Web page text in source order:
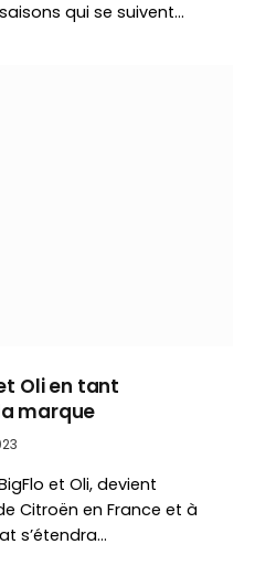
qui se suivent…
Oli en tant
marque
et Oli, devient
Citroën en France et à
s’étendra…